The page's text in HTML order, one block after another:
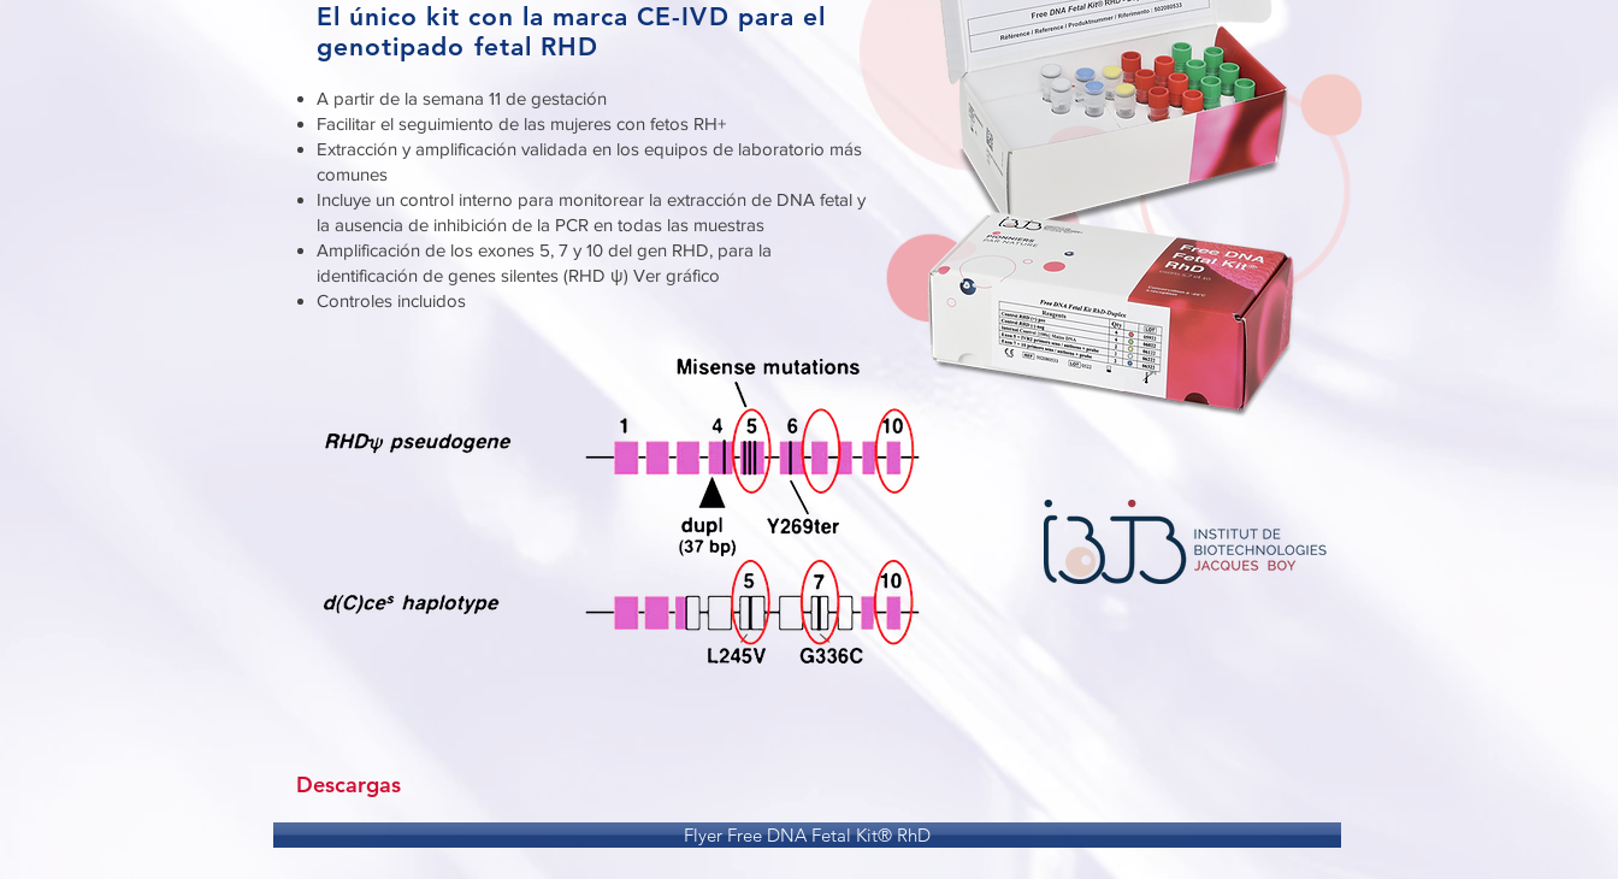
El único kit con la marca CE-IVD para el
genotipado fetal RHD
A partir de la semana 11 de gestación
Facilitar el seguimiento de las mujeres con fetos RH+
Extracción y amplificación validada en los equipos de laboratorio más
comunes
Incluye un control interno para monitorear la extracción de DNA fetal y
la ausencia de inhibición de la PCR en todas las muestras
Amplificación de los exones 5, 7 y 10 del gen RHD, para la
identificación de genes silentes (RHD ψ) Ver gráfico
Controles incluidos
Flyer Free DNA Fetal Kit® RhD
Descargas